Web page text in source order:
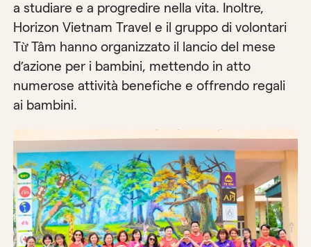
a studiare e a progredire nella vita. Inoltre,
Horizon Vietnam Travel e il gruppo di volontari
Từ Tâm hanno organizzato il lancio del mese
d’azione per i bambini, mettendo in atto
numerose attività benefiche e offrendo regali
ai bambini.